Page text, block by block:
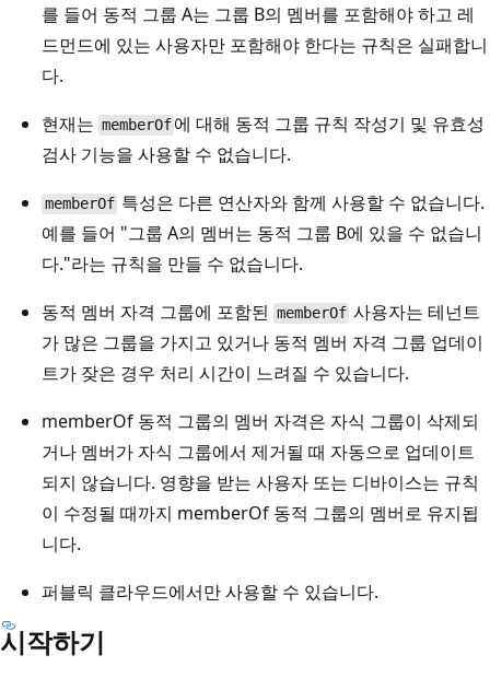
를 들어 동적 그룹 A는 그룹 B의 멤버를 포함해야 하고 레
드먼드에 있는 사용자만 포함해야 한다는 규칙은 실패합니
다.
현재는 memberOf 에 대해 동적 그룹 규칙 작성기 및 유효성
검사 기능을 사용할 수 없습니다.
memberOf 특성은 다른 연산자와 함께 사용할 수 없습니다.
예를 들어 "그룹 A의 멤버는 동적 그룹 B에 있을 수 없습니
다."라는 규칙을 만들 수 없습니다.
동적 멤버 자격 그룹에 포함된 memberOf 사용자는 테넌트
가 많은 그룹을 가지고 있거나 동적 멤버 자격 그룹 업데이
트가 잦은 경우 처리 시간이 느려질 수 있습니다.
memberOf 동적 그룹의 멤버 자격은 자식 그룹이 삭제되
거나 멤버가 자식 그룹에서 제거될 때 자동으로 업데이트
되지 않습니다. 영향을 받는 사용자 또는 디바이스는 규칙
이 수정될 때까지 memberOf 동적 그룹의 멤버로 유지됩
니다.
퍼블릭 클라우드에서만 사용할 수 있습니다.
시작하기